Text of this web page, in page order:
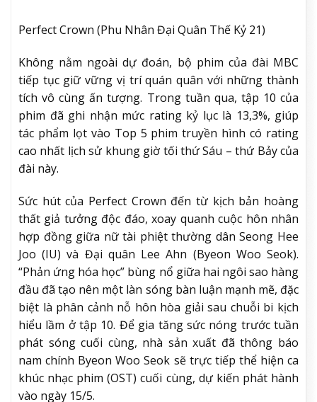
Perfect Crown (Phu Nhân Đại Quân Thế Kỷ 21)
Không nằm ngoài dự đoán, bộ phim của đài MBC
tiếp tục giữ vững vị trí quán quân với những thành
tích vô cùng ấn tượng. Trong tuần qua, tập 10 của
phim đã ghi nhận mức rating kỷ lục là 13,3%, giúp
tác phẩm lọt vào Top 5 phim truyền hình có rating
cao nhất lịch sử khung giờ tối thứ Sáu – thứ Bảy của
đài này.
Sức hút của Perfect Crown đến từ kịch bản hoàng
thất giả tưởng độc đáo, xoay quanh cuộc hôn nhân
hợp đồng giữa nữ tài phiệt thường dân Seong Hee
Joo (IU) và Đại quân Lee Ahn (Byeon Woo Seok).
“Phản ứng hóa học” bùng nổ giữa hai ngôi sao hàng
đầu đã tạo nên một làn sóng bàn luận mạnh mẽ, đặc
biệt là phân cảnh nỗ hôn hòa giải sau chuỗi bi kịch
hiểu lầm ở tập 10. Để gia tăng sức nóng trước tuần
phát sóng cuối cùng, nhà sản xuất đã thông báo
nam chính Byeon Woo Seok sẽ trực tiếp thể hiện ca
khúc nhạc phim (OST) cuối cùng, dự kiến phát hành
vào ngày 15/5.